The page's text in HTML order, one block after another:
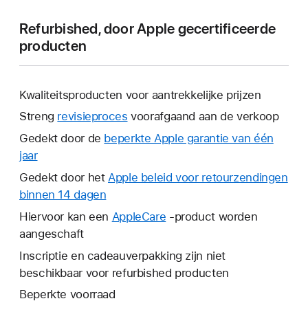
Refurbished, door Apple gecertificeerde
producten
Kwaliteitsproducten voor aantrekkelijke prijzen
Streng revisieproces voorafgaand aan de verkoop
Gedekt door de beperkte Apple garantie van één
jaarHierdoor
wordt
er
nieuw
venster
geopend.
Gedekt door het Apple beleid voor retourzendingen
binnen 14 dagen
wordt
nieuw
venster
geopend.
Hiervoor kan een AppleCare Hierdoor
er
een
-product worden
aangeschaft
Inscriptie en cadeauverpakking zijn niet
beschikbaar voor refurbished producten
Beperkte voorraad